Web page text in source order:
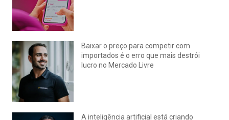
Baixar o preço para competir com
importados é o erro que mais destrói
lucro no Mercado Livre
A inteligência artificial está criando